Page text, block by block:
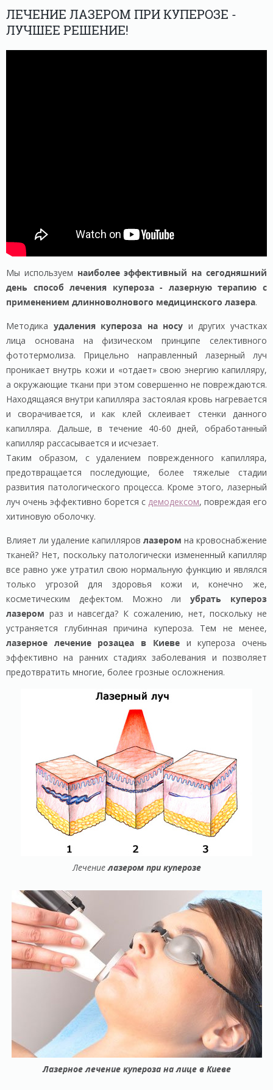
ЛЕЧЕНИЕ ЛАЗЕРОМ ПРИ КУПЕРОЗЕ -
ЛУЧШЕЕ РЕШЕНИЕ!
Мы используем наиболее эффективный на сегодняшний
день способ лечения купероза - лазерную терапию с
применением длинноволнового медицинского лазера.
Методика удаления купероза на носу и других участках
лица основана на физическом принципе селективного
фототермолиза. Прицельно направленный лазерный луч
проникает внутрь кожи и «отдает» свою энергию капилляру,
а окружающие ткани при этом совершенно не повреждаются.
Находящаяся внутри капилляра застоялая кровь нагревается
и сворачивается, и как клей склеивает стенки данного
капилляра. Дальше, в течение 40-60 дней, обработанный
капилляр рассасывается и исчезает.
Таким образом, с удалением поврежденного капилляра,
предотвращается последующие, более тяжелые стадии
развития патологического процесса. Кроме этого, лазерный
луч очень эффективно борется с демодексом, повреждая его
хитиновую оболочку.
Влияет ли удаление капилляров лазером на кровоснабжение
тканей? Нет, поскольку патологически измененный капилляр
все равно уже утратил свою нормальную функцию и являлся
только угрозой для здоровья кожи и, конечно же,
косметическим дефектом. Можно лиубрать
купероз
лазером раз и навсегда? К сожалению, нет, поскольку не
устраняется глубинная причина купероза. Тем не менее,
лазерное лечение розацеа в Киевеи купероза очень
эффективно на ранних стадиях заболевания и позволяет
предотвратить многие, более грозные осложнения.
Лечениелазером при куперозе
Лазерное лечение купероза на лице в Киеве